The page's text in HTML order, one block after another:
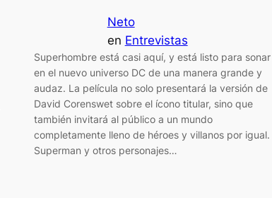
Neto
en Entrevistas
Superhombre está casi aquí, y está listo para sonar
en el nuevo universo DC de una manera grande y
audaz. La película no solo presentará la versión de
David Corenswet sobre el ícono titular, sino que
también invitará al público a un mundo
completamente lleno de héroes y villanos por igual.
Superman y otros personajes…